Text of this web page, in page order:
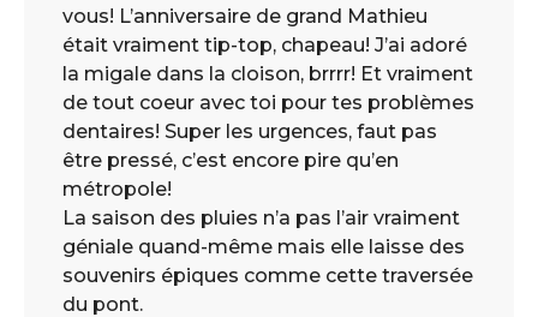
vous! L’anniversaire de grand Mathieu
était vraiment tip-top, chapeau! J’ai adoré
la migale dans la cloison, brrrr! Et vraiment
de tout coeur avec toi pour tes problèmes
dentaires! Super les urgences, faut pas
être pressé, c’est encore pire qu’en
métropole!
La saison des pluies n’a pas l’air vraiment
géniale quand-même mais elle laisse des
souvenirs épiques comme cette traversée
du pont.